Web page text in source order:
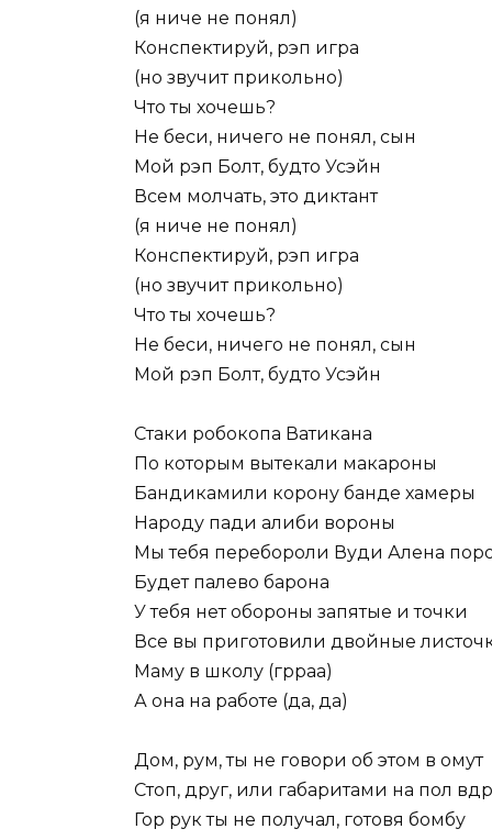
(я ниче не понял)
Конспектируй, рэп игра
(но звучит прикольно)
Что ты хочешь?
Не беси, ничего не понял, сын
Мой рэп Болт, будто Усэйн
Всем молчать, это диктант
(я ниче не понял)
Конспектируй, рэп игра
(но звучит прикольно)
Что ты хочешь?
Не беси, ничего не понял, сын
Мой рэп Болт, будто Усэйн
Стаки робокопа Ватикана
По которым вытекали макароны
Бандикамили корону банде хамеры
Народу пади алиби вороны
Мы тебя перебороли Вуди Алена
Будет палево барона
У тебя нет обороны запятые и точки
Все вы приготовили двойные
Маму в школу (грраа)
А она на работе (да, да)
Дом, рум, ты не говори об этом в омут
Стоп, друг, или габаритами на пол
Гор рук ты не получал, готовя бомбу